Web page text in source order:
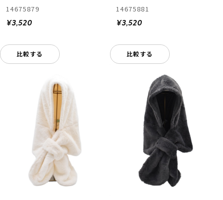
14675879
¥3,520
比較する
14675881
¥3,520
比較する